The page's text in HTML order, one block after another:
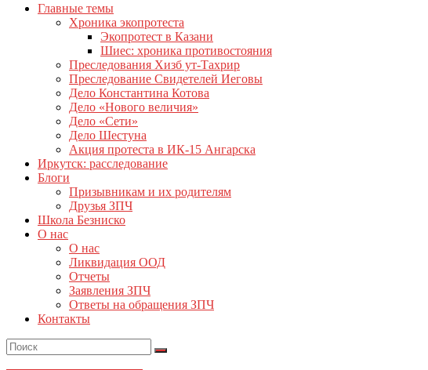
Главные темы
Хроника экопротеста
Экопротест в Казани
Шиес: хроника противостояния
Преследования Хизб ут-Тахрир
Преследование Свидетелей Иеговы
Дело Константина Котова
Дело «Нового величия»
Дело «Сети»
Дело Шестуна
Акция протеста в ИК-15 Ангарска
Иркутск: расследование
Блоги
Призывникам и их родителям
Друзья ЗПЧ
Школа Безниско
О нас
О нас
Ликвидация ООД
Отчеты
Заявления ЗПЧ
Ответы на обращения ЗПЧ
Контакты